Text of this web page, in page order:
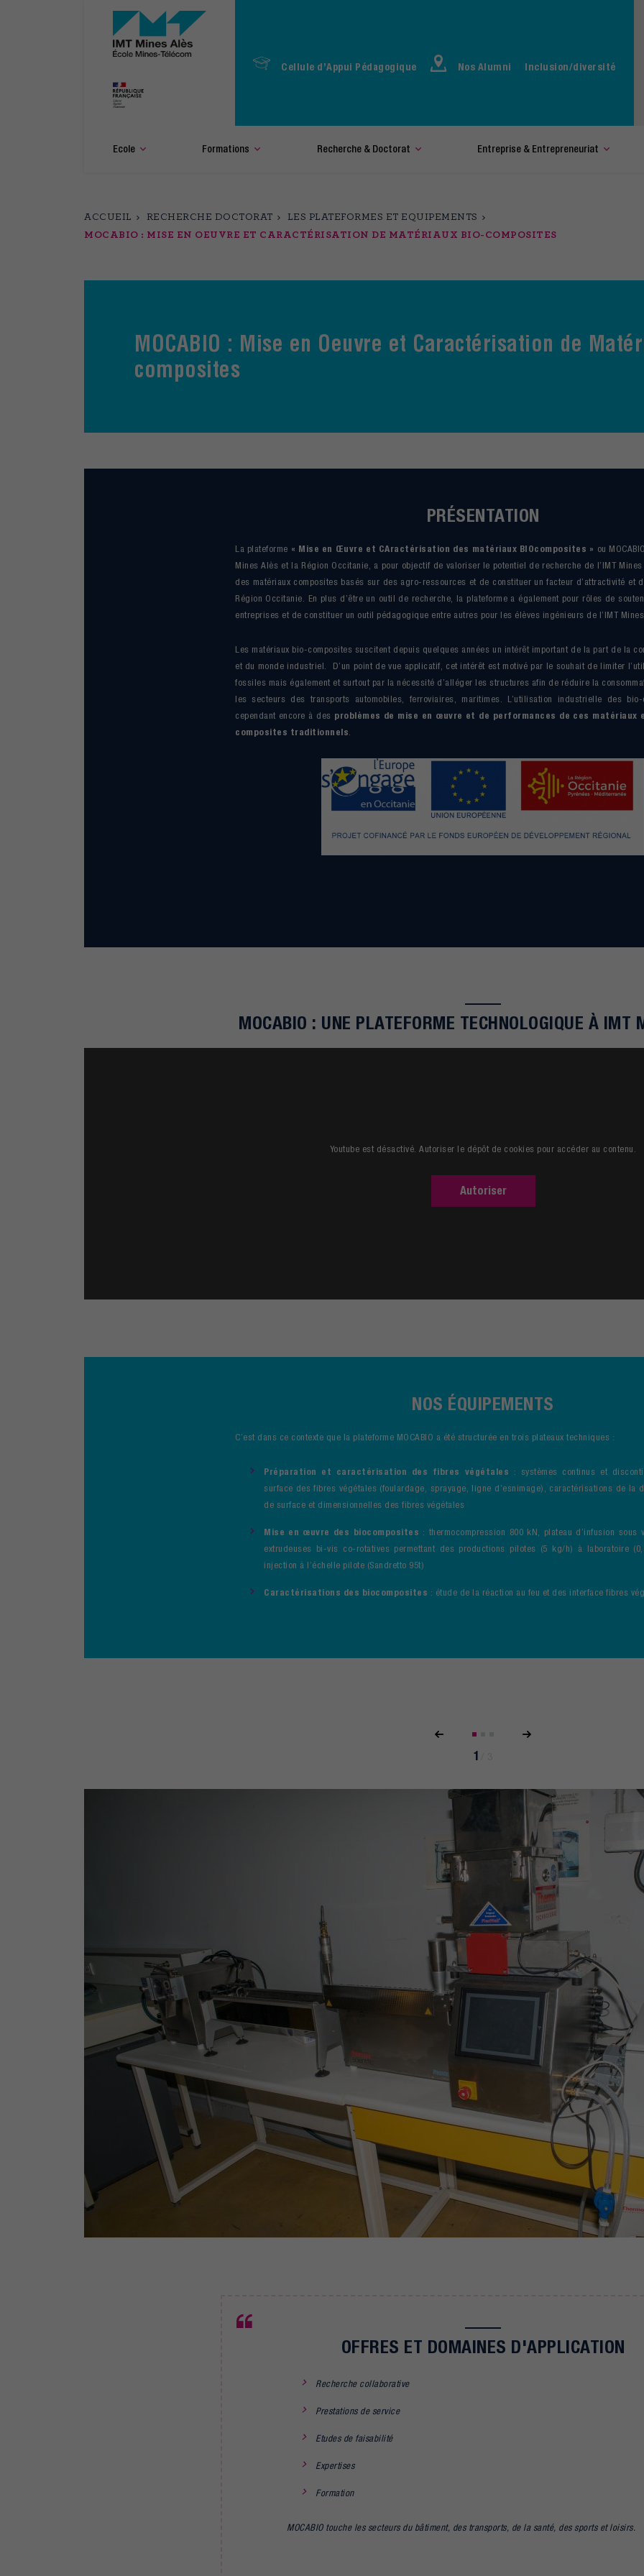
Cellule d’Appui Pédagogique Nos Alumni Inclusion/diversité
Ecole Formations Recherche & Doctorat Entreprise & Entrepreneuriat
ACCUEIL RECHERCHE DOCTORAT
LES PLATEFORMES ET EQUIPEMENTS
MOCABIO : MISE EN OEUVRE ET CARACTÉRISATION DE MATÉRIAUX BIO-COMPOSITES
MOCABIO : Mise en Oeuvre et Caractérisation de
composites
PRÉSENTATION
La plateforme « Mise en Œuvre et CAractérisation des matériaux BIOcomposites » ou
Mines Alès et la Région Occitanie, a pour objectif de valoriser le potentiel de recherche de l’IMT
des matériaux composites basés sur des agro-ressources et de constituer un facteur d’attractivité et
Région Occitanie. En plus d’être un outil de recherche, la plateforme a également pour rôles de
entreprises et de constituer un outil pédagogique entre autres pour les élèves ingénieurs de l’IMT
Les matériaux bio-composites suscitent depuis quelques années un intérêt important de la part de la
et du monde industriel. D’un point de vue applicatif, cet intérêt est motivé par le souhait de limiter
fossiles mais également et surtout par la nécessité d’alléger les structures afin de réduire la
les secteurs des transports automobiles, ferroviaires, maritimes. L’utilisation industrielle des bio-
cependant encore à des problèmes de mise en œuvre et de performances de ces matériaux
composites traditionnels.
MOCABIO : UNE PLATEFORME TECHNOLOGIQUE À IMT
Youtube est désactivé. Autoriser le dépôt de cookies pour accéder au contenu.
Autoriser
NOS ÉQUIPEMENTS
C’est dans ce contexte que la plateforme MOCABIO a été structurée en trois plateaux techniques :
Préparation et caractérisation des fibres végétales : systèmes continus et
surface des fibres végétales (foulardage, sprayage, ligne d’esnimage), caractérisations de la
de surface et dimensionnelles des fibres végétales
Mise en œuvre des biocomposites : thermocompression 800 kN, plateau d’infusion sous
extrudeuses bi-vis co-rotatives permettant des productions pilotes (5 kg/h) à laboratoire
injection à l’échelle pilote (Sandretto 95t)
Caractérisations des biocomposites : étude de la réaction au feu et des interface fibres
1
OFFRES ET DOMAINES D'APPLICATION
Recherche collaborative
Prestations de service
Etudes de faisabilité
Expertises
Formation
MOCABIO touche les secteurs du bâtiment, des transports, de la santé, des sports et loisirs.